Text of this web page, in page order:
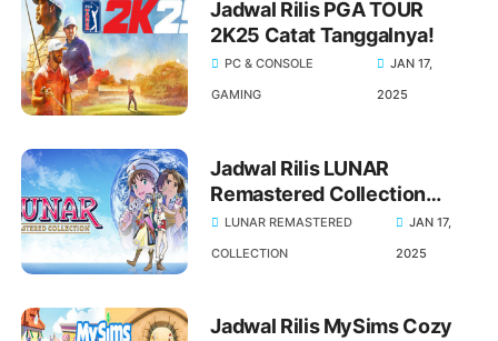
Jadwal Rilis PGA TOUR
2K25 Catat Tanggalnya!
PC & CONSOLE
GAMING
JAN 17,
2025
Jadwal Rilis LUNAR
Remastered Collection
Catat Tanggalnya!
LUNAR REMASTERED
COLLECTION
JAN 17,
2025
Jadwal Rilis MySims Cozy